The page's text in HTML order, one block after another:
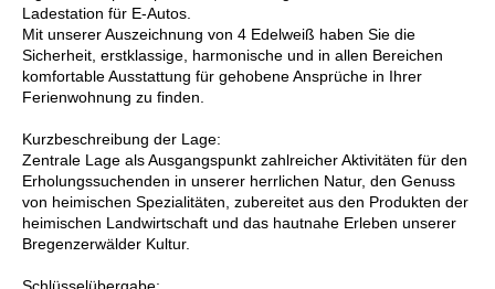
Ladestation für E-Autos.
Mit unserer Auszeichnung von 4 Edelweiß haben Sie die
Sicherheit, erstklassige, harmonische und in allen Bereichen
komfortable Ausstattung für gehobene Ansprüche in Ihrer
Ferienwohnung zu finden.
Kurzbeschreibung der Lage:
Zentrale Lage als Ausgangspunkt zahlreicher Aktivitäten für den
Erholungssuchenden in unserer herrlichen Natur, den Genuss
von heimischen Spezialitäten, zubereitet aus den Produkten der
heimischen Landwirtschaft und das hautnahe Erleben unserer
Bregenzerwälder Kultur.
Schlüsselübergabe: